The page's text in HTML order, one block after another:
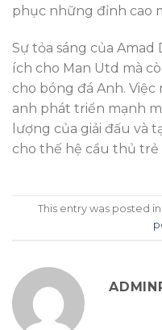
phục những đỉnh cao
Sự tỏa sáng của
ích cho Man Utd mà
cho bóng đá Anh.
anh phát triển mạnh
lượng của giải đấu và
cho thế hệ cầu thủ trẻ
This entry was posted in